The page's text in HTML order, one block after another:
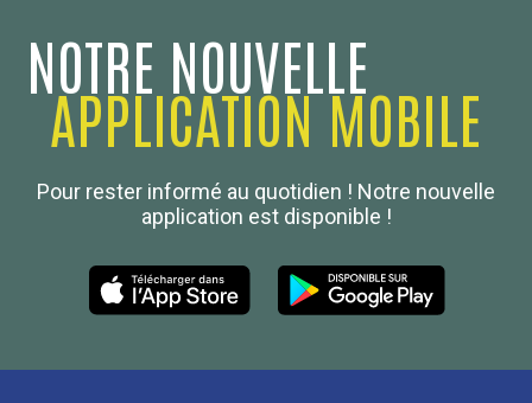
NOTRE NOUVELLE
APPLICATION MOBILE
Pour rester informé au quotidien ! Notre nouvelle
application est disponible !
Boulanger de France
Les Nouvelles de la Boulangerie-Pâtisserie Française
27, av d’Eylau - 75782 Paris Cédex 16
01 53 70 16 25